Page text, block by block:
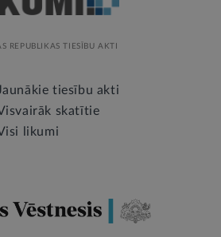
REPUBLIKAS TIESĪBU AKTI
tiesību akti
skatītie
likumi